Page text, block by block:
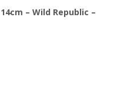
– Wild Republic –